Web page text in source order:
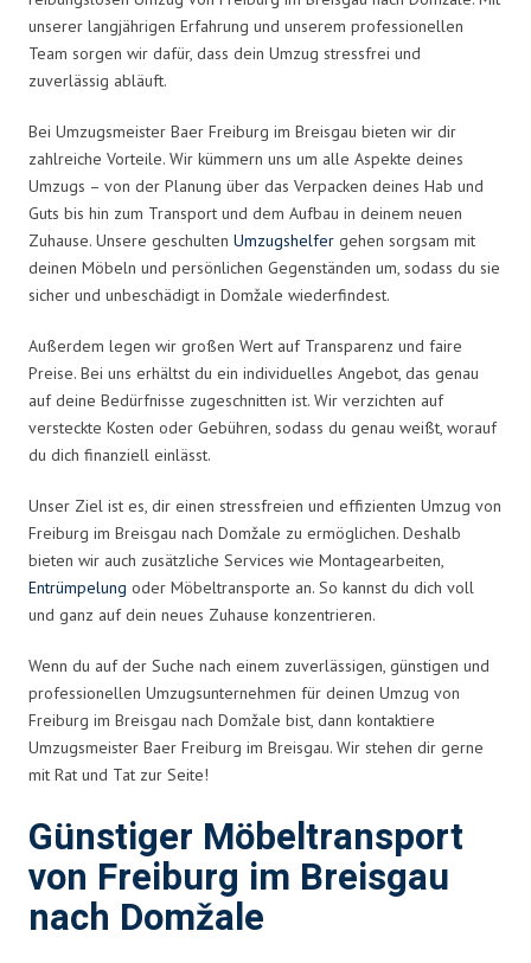
unserer langjährigen Erfahrung und unserem professionellen
Team sorgen wir dafür, dass dein Umzug stressfrei und
zuverlässig abläuft.
Bei Umzugsmeister Baer Freiburg im Breisgau bieten wir dir
zahlreiche Vorteile. Wir kümmern uns um alle Aspekte deines
Umzugs – von der Planung über das Verpacken deines Hab und
Guts bis hin zum Transport und dem Aufbau in deinem neuen
Zuhause. Unsere geschulten Umzugshelfer gehen sorgsam mit
deinen Möbeln und persönlichen Gegenständen um, sodass du sie
sicher und unbeschädigt in Domžale wiederfindest.
Außerdem legen wir großen Wert auf Transparenz und faire
Preise. Bei uns erhältst du ein individuelles Angebot, das genau
auf deine Bedürfnisse zugeschnitten ist. Wir verzichten auf
versteckte Kosten oder Gebühren, sodass du genau weißt, worauf
du dich finanziell einlässt.
Unser Ziel ist es, dir einen stressfreien und effizienten Umzug von
Freiburg im Breisgau nach Domžale zu ermöglichen. Deshalb
bieten wir auch zusätzliche Services wie Montagearbeiten,
Entrümpelung oder Möbeltransporte an. So kannst du dich voll
und ganz auf dein neues Zuhause konzentrieren.
Wenn du auf der Suche nach einem zuverlässigen, günstigen und
professionellen Umzugsunternehmen für deinen Umzug von
Freiburg im Breisgau nach Domžale bist, dann kontaktiere
Umzugsmeister Baer Freiburg im Breisgau. Wir stehen dir gerne
mit Rat und Tat zur Seite!
Günstiger Möbeltransport
von Freiburg im Breisgau
nach Domžale